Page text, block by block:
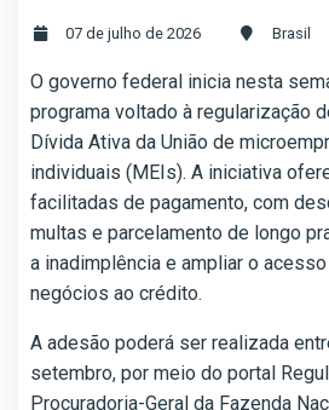
07 de julho de 2026 Brasil
O governo federal inicia nesta
programa voltado à regularização
Dívida Ativa da União de
individuais (MEIs). A iniciativa
facilitadas de pagamento, com
multas e parcelamento de longo
a inadimplência e ampliar o
negócios ao crédito.
A adesão poderá ser realizada
setembro, por meio do portal
Procuradoria-Geral da Fazenda